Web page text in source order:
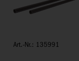
Art.-Nr.: 135991